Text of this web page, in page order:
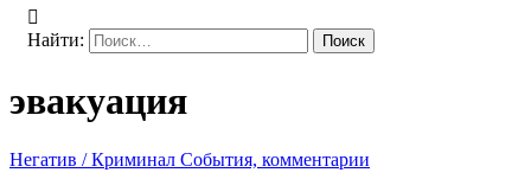
Найти:
эвакуация
Негатив / Криминал События, комментарии